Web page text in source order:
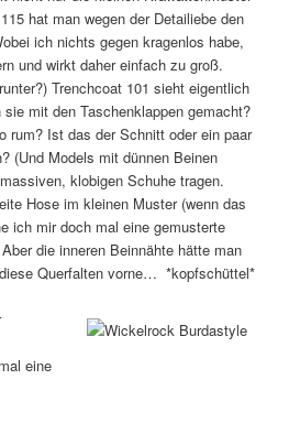
hat man wegen der Detailiebe den
ich nichts gegen kragenlos habe,
und wirkt daher einfach zu groß.
Trenchcoat 101 sieht eigentlich
mit den Taschenklappen gemacht?
rum? Ist das der Schnitt oder ein paar
(Und Models mit dünnen Beinen
klobigen Schuhe tragen.
Hose im kleinen Muster (wenn das
ich mir doch mal eine gemusterte
die inneren Beinnähte hätte man
Querfalten vorne… *kopfschüttel*
eine